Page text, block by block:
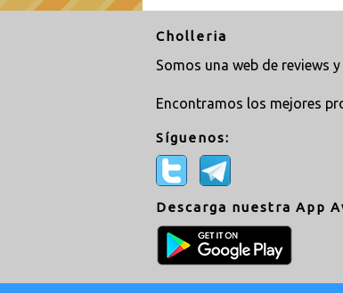
Cholleria
Somos una web de reviews
Encontramos los mejores
Síguenos:
Descarga nuestra App